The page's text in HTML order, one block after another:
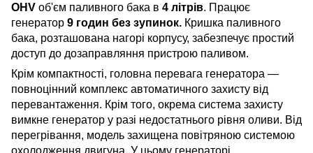
OHV об'єм паливного бака в 4 літрів. Працює
генератор 9 годин без зупинок. Кришка паливного
бака, розташована нагорі корпусу, забезпечує простий
доступ до дозаправляння пристрою паливом.
Крім компактності, головна перевага генератора —
повноцінний комплекс автоматичного захисту від
перевантаження. Крім того, окрема система захисту
вимкне генератор у разі недостатнього рівня оливи. Від
перегрівання, модель захищена повітряною системою
охолодження двигуна. У цьому генераторі